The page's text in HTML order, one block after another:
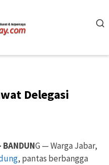
Delegasi
BANDUNG — Warga Jabar,
, pantas berbangga